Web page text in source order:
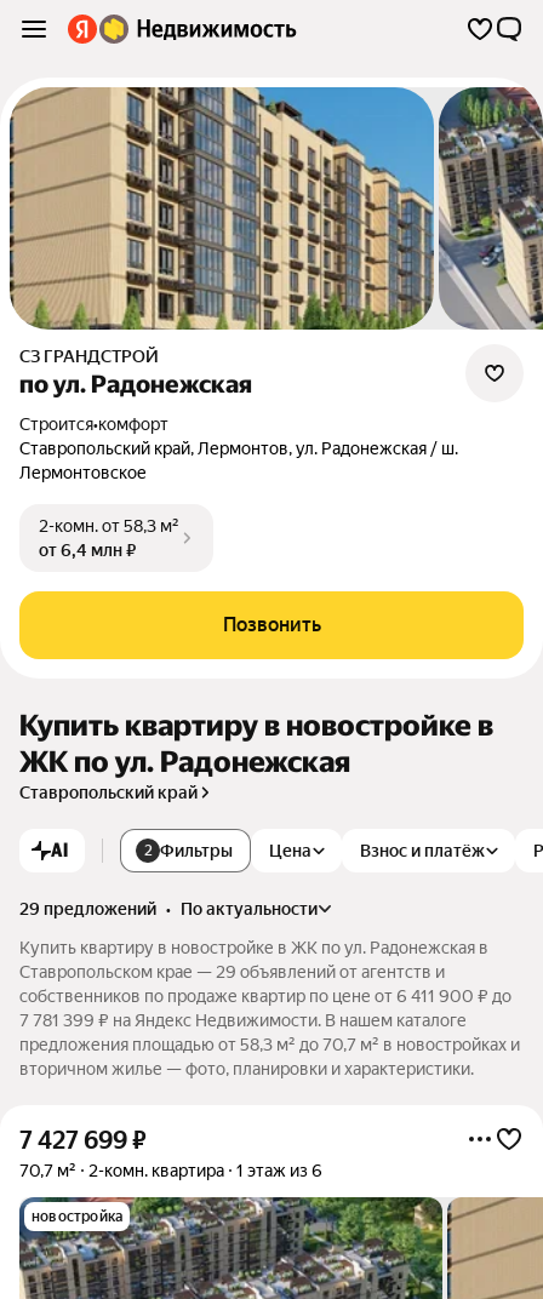
СЗ ГРАНДСТРОЙ
по ул. Радонежская
Строится•комфорт
Ставропольский край, Лермонтов,ул. Радонежская / ш.
Лермонтовское
2-комн.от 58,3 м²
от 6,4 млн ₽
Позвонить
Купить квартиру в новостройке в
ЖК по ул. Радонежская
Ставропольский край
AI 2 Фильтры Цена Взнос и платёж
29 предложений •
по актуальности
Купить квартиру в новостройке в ЖК по ул. Радонежская в
Ставропольском крае — 29 объявлений от агентств и
собственников по продаже квартир по цене от 6 411 900 ₽ до
7 781 399 ₽ на Яндекс Недвижимости. В нашем каталоге
предложения площадью от 58,3 м² до 70,7 м² в новостройках и
вторичном жилье — фото, планировки и характеристики.
7 427 699₽
70,7 м² 2-комн. квартира 1 этаж из 6
новостройка